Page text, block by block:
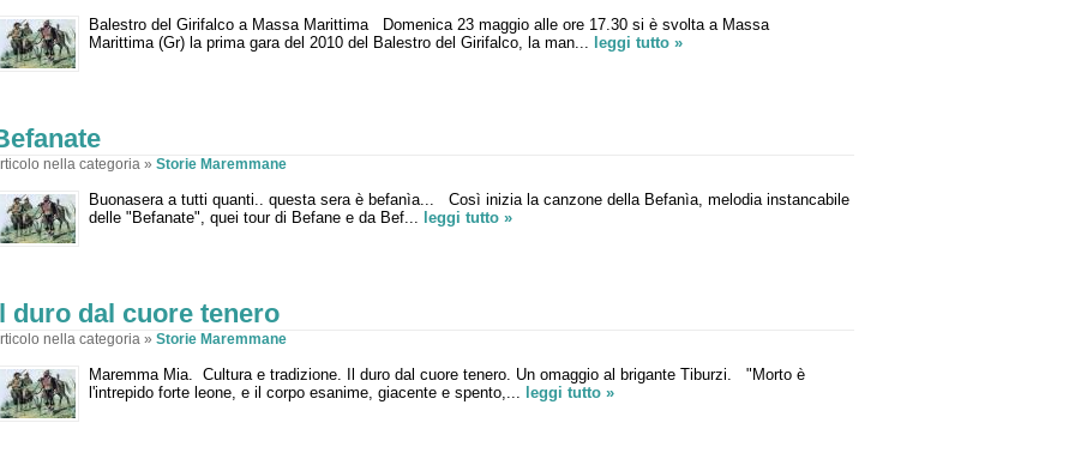
Balestro del Girifalco a Massa Marittima Domenica 23 maggio alle ore 17.30 si è svolta a Massa
Marittima (Gr) la prima gara del 2010 del Balestro del Girifalco, la man... leggi tutto »
nella categoria » Storie Maremmane
Buonasera a tutti quanti.. questa sera è befanìa... Così inizia la canzone della Befanìa, melodia instancabile
delle "Befanate", quei tour di Befane e da Bef... leggi tutto »
duro dal cuore tenero
nella categoria » Storie Maremmane
Maremma Mia. Cultura e tradizione. Il duro dal cuore tenero. Un omaggio al brigante Tiburzi. "Morto è
l'intrepido forte leone, e il corpo esanime, giacente e spento,... leggi tutto »